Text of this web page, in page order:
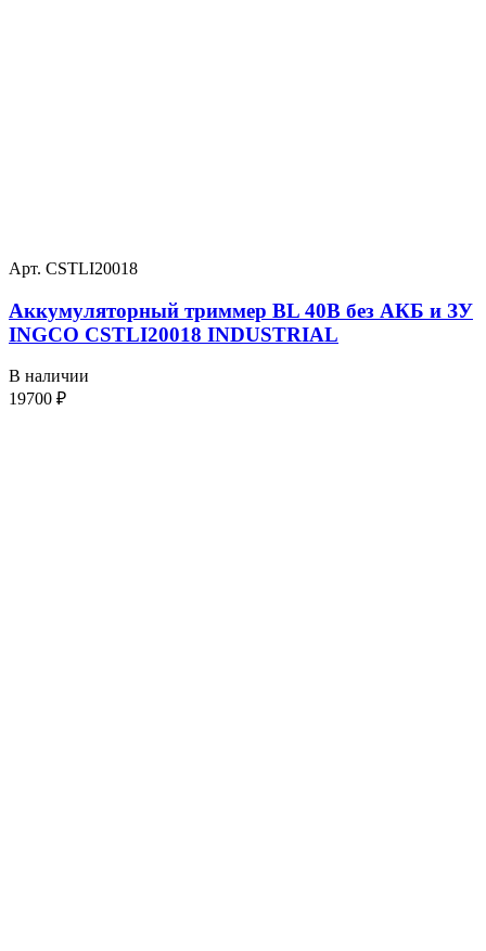
Арт. CSTLI20018
Аккумуляторный триммер BL 40В без АКБ и ЗУ
INGCO CSTLI20018 INDUSTRIAL
В наличии
19700 ₽